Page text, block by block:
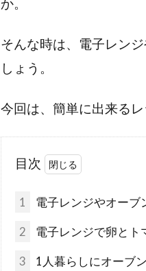
そんな時は、電子レン
しょう。
今回は、簡単に出来る
目次
1 電子レンジやオーブ
2 電子レンジで卵とト
3 1人暮らしにオーブ